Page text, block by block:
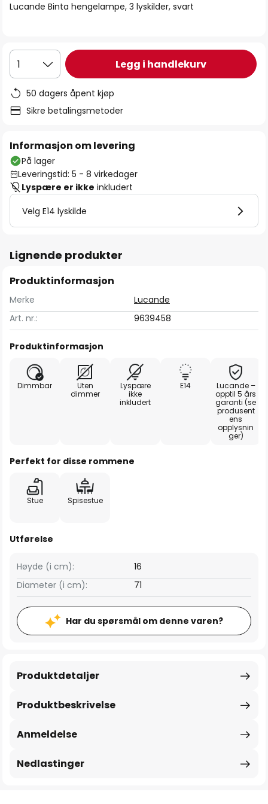
Lucande Binta hengelampe, 3 lyskilder, svart
1 Legg i handlekurv
50 dagers åpent kjøp
Sikre betalingsmetoder
Informasjon om levering
På lager
Leveringstid: 5 - 8 virkedager
Lyspære er ikke inkludert
Velg E14 lyskilde
Lignende produkter
Produktinformasjon
Merke
Lucande
Art. nr.:
9639458
Produktinformasjon
Dimmbar
Uten
dimmer
Lyspære
ikke
inkludert
E14
Lucande –
opptil 5 års
garanti (se
produsent
ens
opplysnin
ger)
Perfekt for disse rommene
Stue Spisestue
Utførelse
Høyde (i cm):
16
Diameter (i cm):
71
Har du spørsmål om denne varen?
Produktbeskrivelse
Produktdetaljer
Anmeldelse
Nedlastinger